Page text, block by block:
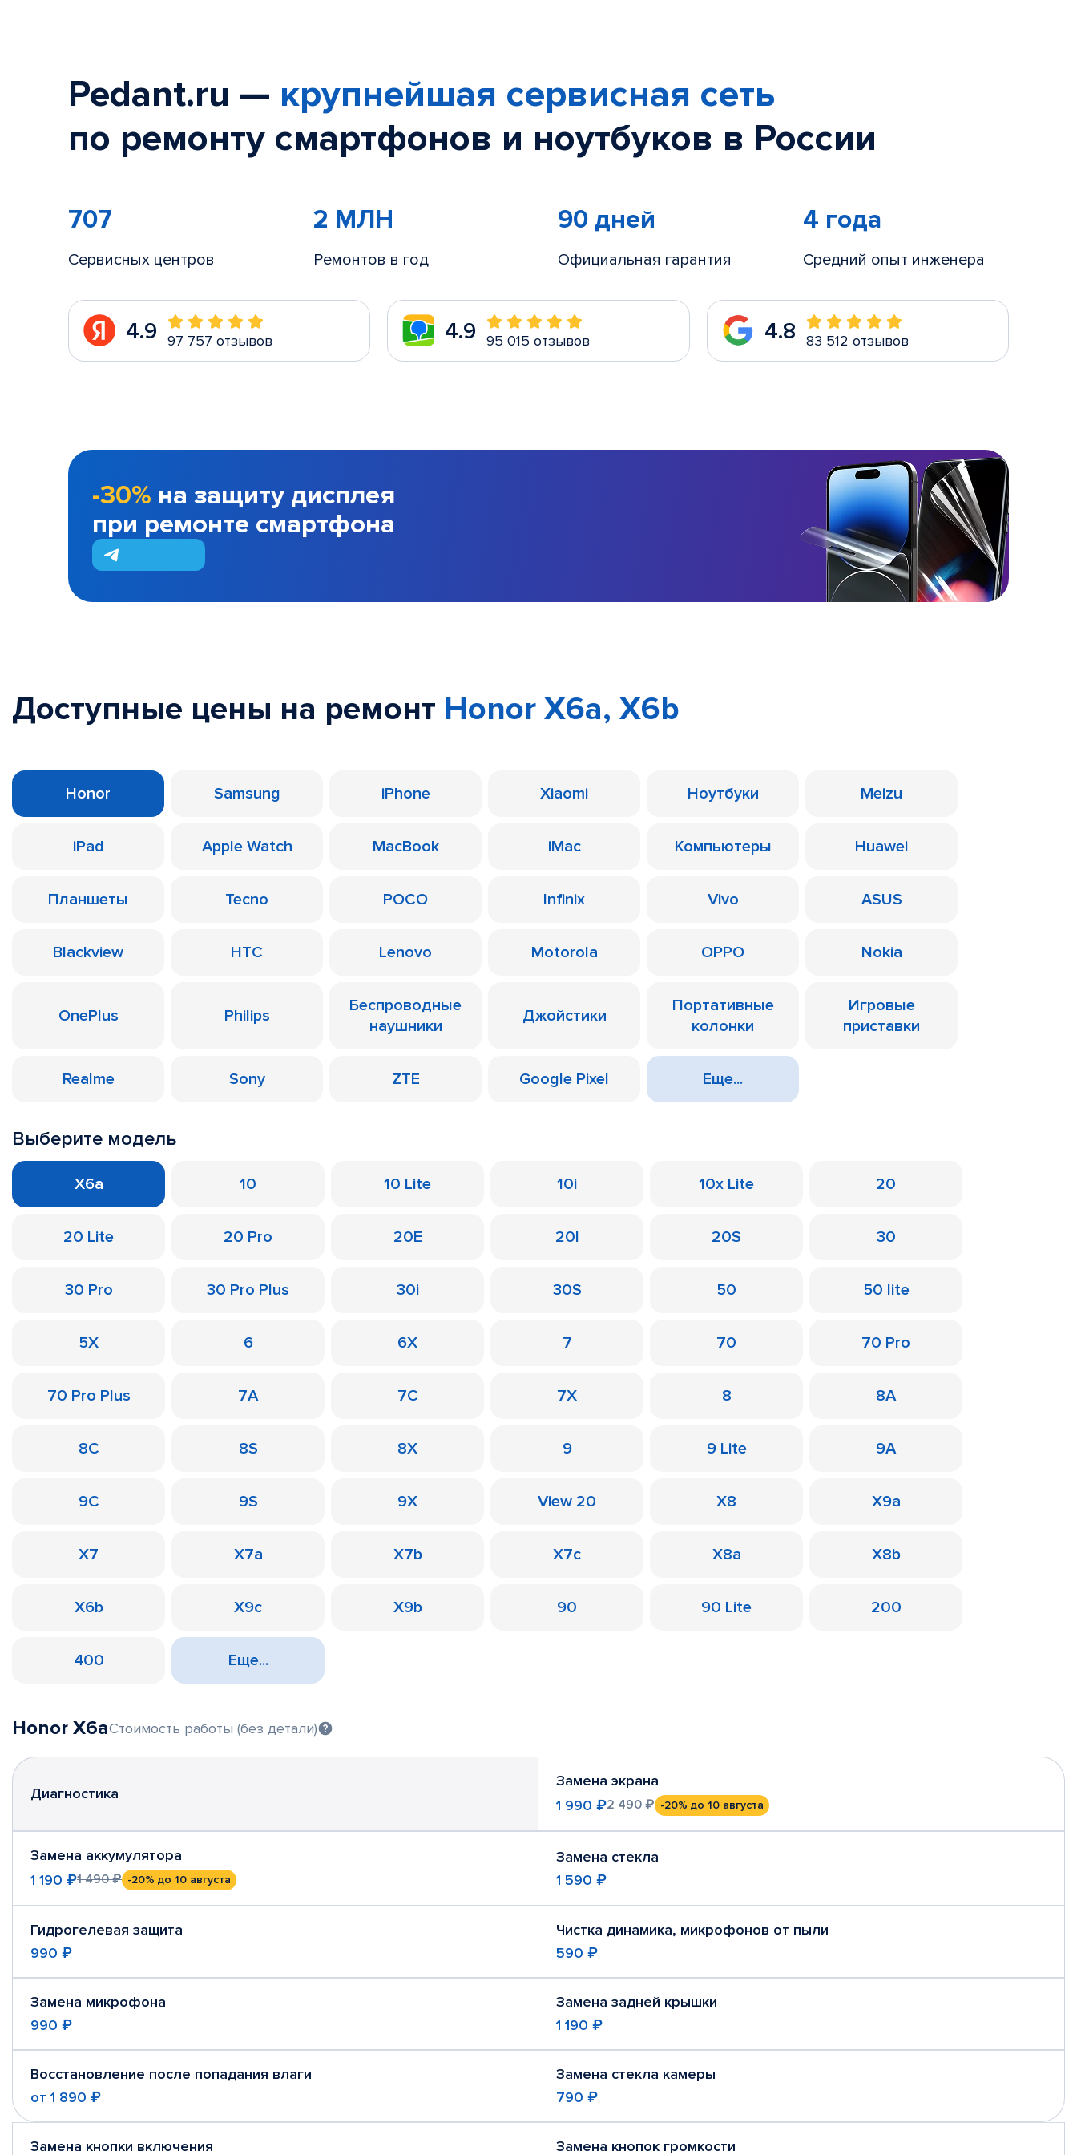
Pedant.ru — крупнейшая сервисная сеть
по ремонту смартфонов и ноутбуков в России
707
Сервисных центров
2 МЛН
Ремонтов в год
90 дней
Официальная гарантия
4 года
Средний опыт инженера
4.9 97 757 отзывов 4.9 95 015 отзывов 4.8 83 512 отзывов
-30% на защиту дисплея
при ремонте смартфона
Доступные цены на ремонт Honor X6a, X6b
Honor Samsung iPhone Xiaomi Ноутбуки Meizu
iPad Apple Watch MacBook iMac Компьютеры Huawei
Планшеты Tecno POCO Infinix Vivo ASUS
Blackview HTC Lenovo Motorola OPPO Nokia
OnePlus Philips
Беспроводные
наушники
Джойстики
Портативные
колонки
Игровые
приставки
Realme Sony ZTE Google Pixel Еще...
Выберите модель
X6a 10 10 Lite 10i 10x Lite 20
20 Lite 20 Pro 20E 20I 20S 30
30 Pro 30 Pro Plus 30i 30S 50 50 lite
5X 6 6X 7 70 70 Pro
70 Pro Plus 7A 7C 7X 8 8A
8C 8S 8X 9 9 Lite 9A
9C 9S 9X View 20 X8 X9a
X7 X7a X7b X7c X8a X8b
X6b X9c X9b 90 90 Lite 200
400 Еще...
Honor X6aСтоимость работы (без детали)
Диагностика
Замена экрана
1 990 ₽2 490 ₽ -20% до 10 августа
Замена аккумулятора
1 190 ₽1 490 ₽ -20% до 10 августа
Замена стекла
1 590 ₽
Гидрогелевая защита
990 ₽
Чистка динамика, микрофонов от пыли
590 ₽
Замена микрофона
990 ₽
Замена задней крышки
1 190 ₽
Восстановление после попадания влаги
от 1 890 ₽
Замена стекла камеры
790 ₽
Замена кнопки включения Замена кнопок громкости